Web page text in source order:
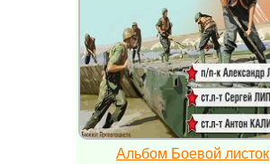
Альбом Боевой листок